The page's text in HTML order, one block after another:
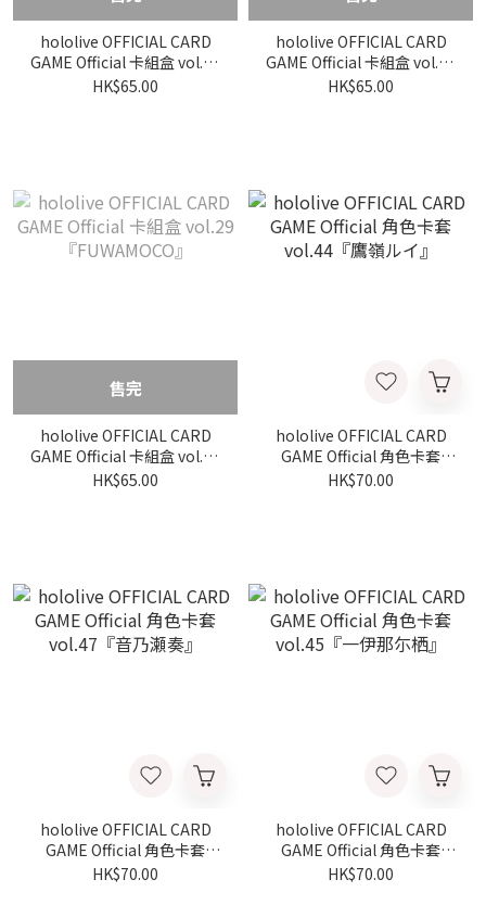
hololive OFFICIAL CARD
GAME Official 卡組盒 vol.28
『一伊那尓栖』
HK$65.00
hololive OFFICIAL CARD
GAME Official 卡組盒 vol.31
『水宮枢』
HK$65.00
售完
hololive OFFICIAL CARD
GAME Official 卡組盒 vol.29
『FUWAMOCO』
HK$65.00
hololive OFFICIAL CARD
GAME Official 角色卡套
vol.44『鷹嶺ルイ』
HK$70.00
hololive OFFICIAL CARD
GAME Official 角色卡套
vol.47『音乃瀬奏』
HK$70.00
hololive OFFICIAL CARD
GAME Official 角色卡套
vol.45『一伊那尓栖』
HK$70.00